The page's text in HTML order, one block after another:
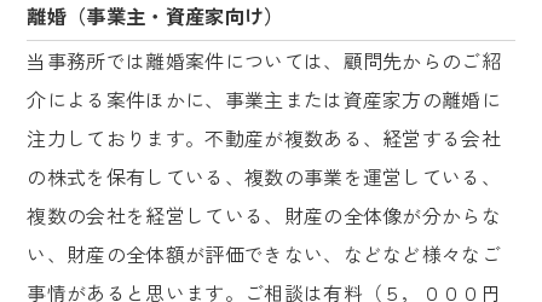
離婚（事業主・資産家向け）
当事務所では離婚案件については、顧問先からのご紹
介による案件ほかに、事業主または資産家方の離婚に
注力しております。不動産が複数ある、経営する会社
の株式を保有している、複数の事業を運営している、
複数の会社を経営している、財産の全体像が分からな
い、財産の全体額が評価できない、などなど様々なご
事情があると思います。ご相談は有料（５，０００円